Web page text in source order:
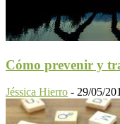
Cómo prevenir y
Jéssica Hierro - 29/05/